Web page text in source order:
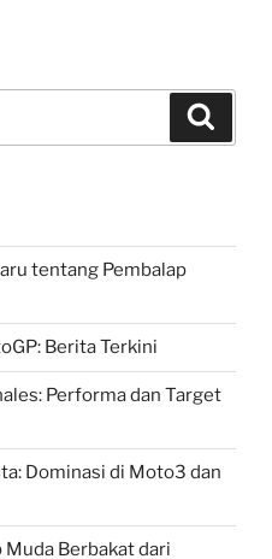
tentang Pembalap
Berita Terkini
Performa dan Target
Dominasi di Moto3 dan
Muda Berbakat dari